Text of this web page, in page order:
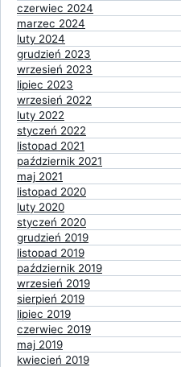
czerwiec 2024
marzec 2024
luty 2024
grudzień 2023
wrzesień 2023
lipiec 2023
wrzesień 2022
luty 2022
styczeń 2022
listopad 2021
październik 2021
maj 2021
listopad 2020
luty 2020
styczeń 2020
grudzień 2019
listopad 2019
październik 2019
wrzesień 2019
sierpień 2019
lipiec 2019
czerwiec 2019
maj 2019
kwiecień 2019